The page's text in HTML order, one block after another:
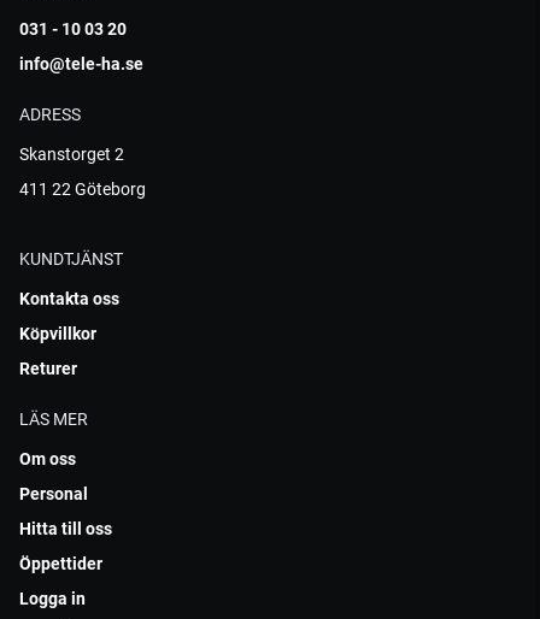
031 - 10 03 20
info@tele-ha.se
ADRESS
Skanstorget 2
411 22 Göteborg
KUNDTJÄNST
Kontakta oss
Köpvillkor
Returer
LÄS MER
Om oss
Personal
Hitta till oss
Öppettider
Logga in